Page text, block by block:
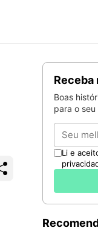
Boas
para o seu
Email
Li e